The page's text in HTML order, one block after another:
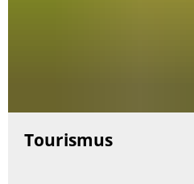
Tourismus